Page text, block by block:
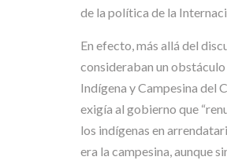
de la política de la
En efecto, más allá del
consideraban un
Indígena y Campesina del
exigía al gobierno que
los indígenas en
era la campesina, aunque